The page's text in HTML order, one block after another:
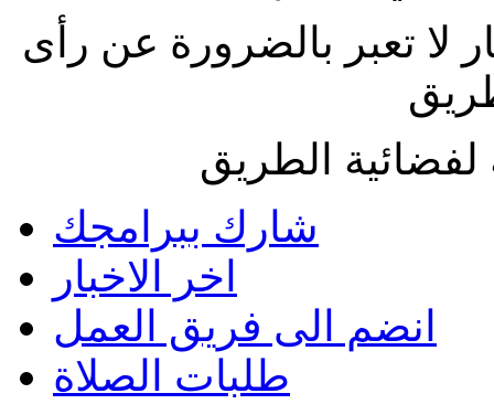
لا تعبر بالضرورة عن رأى
الطريق
شارك ببرامجك
اخر الاخبار
انضم الى فريق العمل
طلبات الصلاة